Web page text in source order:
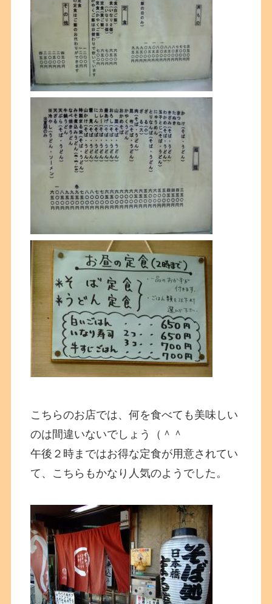
こちらのお店では、何を食べても美味しい
のは間違いないでしょう（＾＾
午後２時まではお得な定食が用意されてい
て、こちらもかなり人気のようでした。